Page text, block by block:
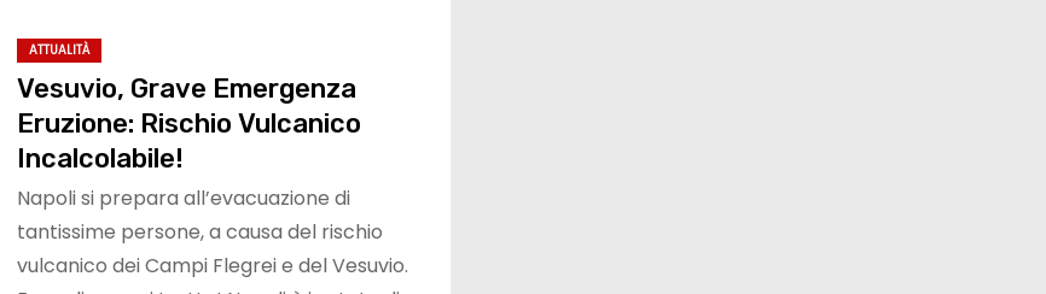
ATTUALITÀ
Vesuvio, Grave Emergenza
Eruzione: Rischio Vulcanico
Incalcolabile!
Napoli si prepara all’evacuazione di
tantissime persone, a causa del rischio
vulcanico dei Campi Flegrei e del Vesuvio.